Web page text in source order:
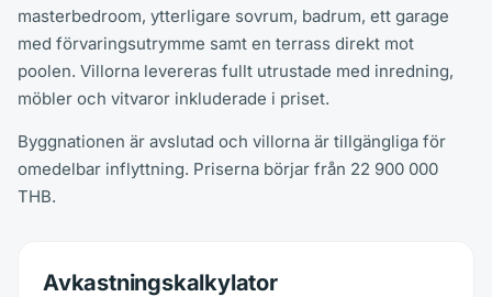
masterbedroom, ytterligare sovrum, badrum, ett garage
med förvaringsutrymme samt en terrass direkt mot
poolen. Villorna levereras fullt utrustade med inredning,
möbler och vitvaror inkluderade i priset.
Byggnationen är avslutad och villorna är tillgängliga för
omedelbar inflyttning. Priserna börjar från 22 900 000
THB.
Avkastningskalkylator